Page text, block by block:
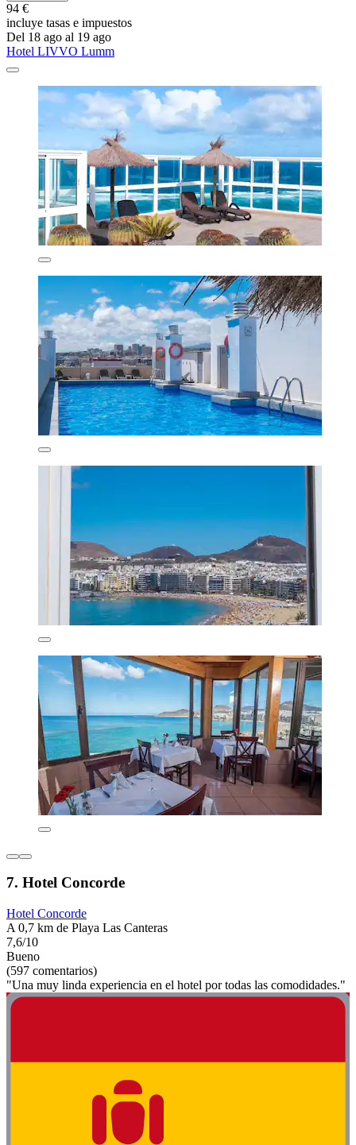
94 €
incluye tasas e impuestos
Del 18 ago al 19 ago
Hotel LIVVO Lumm
7. Hotel Concorde
Hotel Concorde
A 0,7 km de Playa Las Canteras
7,6/10
Bueno
(597 comentarios)
"Una muy linda experiencia en el hotel por todas las comodidades."